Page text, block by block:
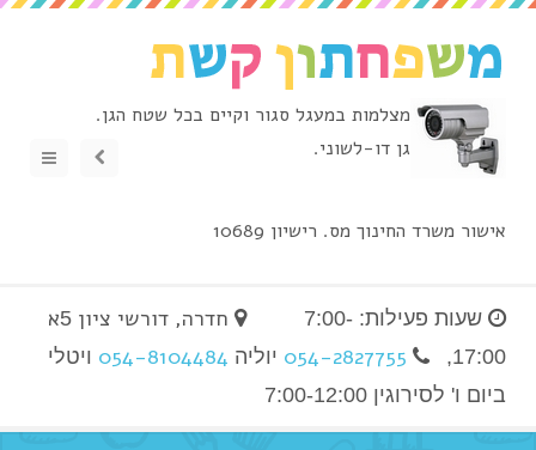
מצלמות במעגל סגור וקיים בכל שטח הגן.
גן דו-לשוני.
Show
אישור משרד החינוך מס. רישיון 10689
חדרה, דורשי ציון 5א
054-2827755 יוליה 054-8104484 ויטלי
שעות פעילות: 7:00-
17:00,
ביום ו' לסירוגין 7:00-12:00